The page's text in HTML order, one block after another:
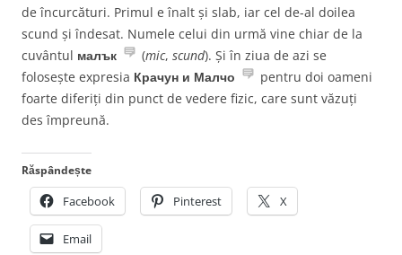
de încurcături. Primul e înalt și slab, iar cel de-al doilea
scund și îndesat. Numele celui din urmă vine chiar de la
cuvântul малък (mic, scund). Și în ziua de azi se
folosește expresia Крачун и Малчо
pentru doi oameni
foarte diferiți din punct de vedere fizic, care sunt văzuți
des împreună.
Răspândește
Facebook Pinterest X
Email